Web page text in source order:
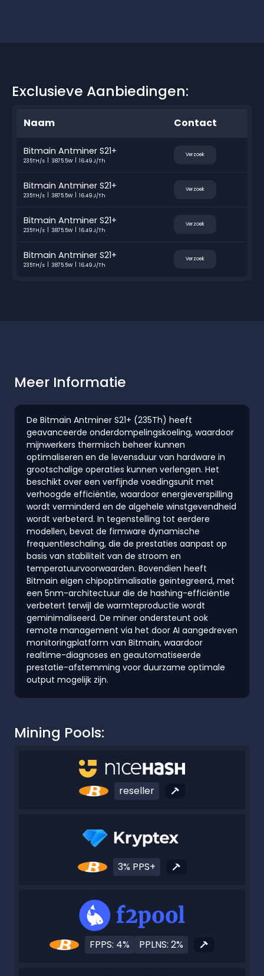
Exclusieve Aanbiedingen:
Naam Contact
Bitmain Antminer S21+
235TH/s 3875.5W 16.49 J/Th
Verzoek
Bitmain Antminer S21+
235TH/s 3875.5W 16.49 J/Th
Verzoek
Bitmain Antminer S21+
235TH/s 3875.5W 16.49 J/Th
Verzoek
Bitmain Antminer S21+
235TH/s 3875.5W 16.49 J/Th
Verzoek
Meer Informatie
De Bitmain Antminer S21+ (235Th) heeft
geavanceerde onderdompelingskoeling, waardoor
mijnwerkers thermisch beheer kunnen
optimaliseren en de levensduur van hardware in
grootschalige operaties kunnen verlengen. Het
beschikt over een verfijnde voedingsunit met
verhoogde efficiëntie, waardoor energieverspilling
wordt verminderd en de algehele winstgevendheid
wordt verbeterd. In tegenstelling tot eerdere
modellen, bevat de firmware dynamische
frequentieschaling, die de prestaties aanpast op
basis van stabiliteit van de stroom en
temperatuurvoorwaarden. Bovendien heeft
Bitmain eigen chipoptimalisatie geïntegreerd, met
een 5nm-architectuur die de hashing-efficiëntie
verbetert terwijl de warmteproductie wordt
geminimaliseerd. De miner ondersteunt ook
remote management via het door AI aangedreven
monitoringplatform van Bitmain, waardoor
realtime-diagnoses en geautomatiseerde
prestatie-afstemming voor duurzame optimale
output mogelijk zijn.
Mining Pools:
reseller
3% PPS+
FPPS: 4% PPLNS: 2%